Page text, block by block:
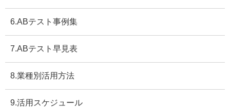
6.ABテスト事例集
7.ABテスト早見表
8.業種別活用方法
9.活用スケジュール